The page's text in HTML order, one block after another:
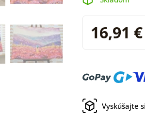
16,91 €
Vyskúšajte